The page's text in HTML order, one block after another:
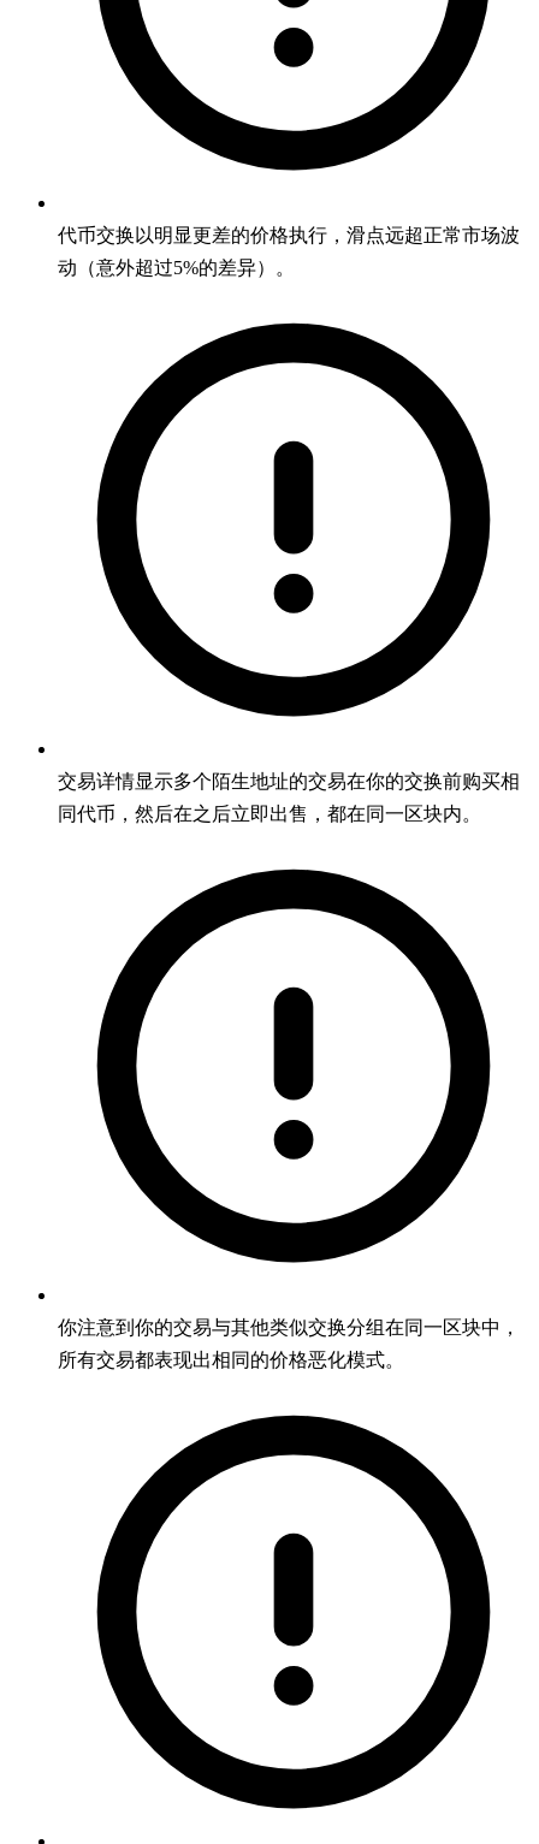
代币交换以明显更差的价格执行，滑点远超正常市场波
动（意外超过5%的差异）。
交易详情显示多个陌生地址的交易在你的交换前购买相
同代币，然后在之后立即出售，都在同一区块内。
你注意到你的交易与其他类似交换分组在同一区块中，
所有交易都表现出相同的价格恶化模式。